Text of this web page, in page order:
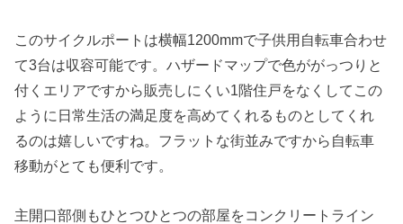
このサイクルポートは横幅1200mmで子供用自転車合わせ
て3台は収容可能です。ハザードマップで色ががっつりと
付くエリアですから販売しにくい1階住戸をなくしてこの
ように日常生活の満足度を高めてくれるものとしてくれ
るのは嬉しいですね。フラットな街並みですから自転車
移動がとても便利です。
主開口部側もひとつひとつの部屋をコンクリートライン